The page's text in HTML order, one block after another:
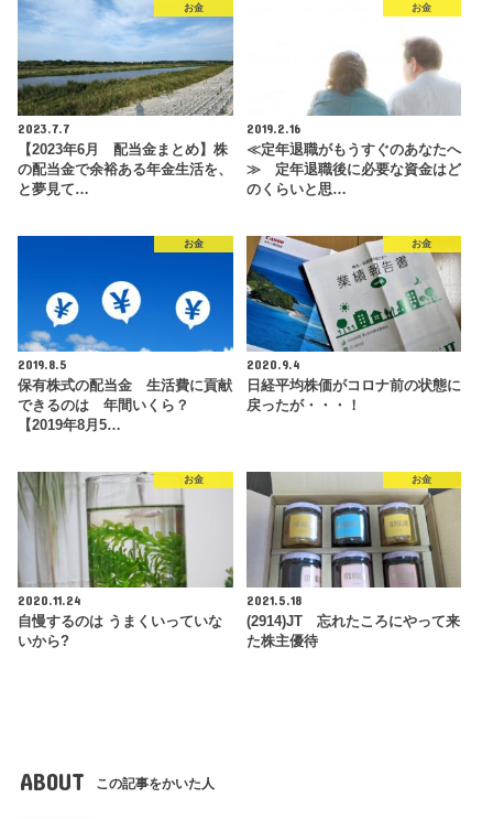
お金
2023.7.7
【2023年6月 配当金まとめ】株
の配当金で余裕ある年金生活を、
と夢見て…
お金
2019.2.16
≪定年退職がもうすぐのあなたへ
≫ 定年退職後に必要な資金はど
のくらいと思…
お金
2019.8.5
保有株式の配当金 生活費に貢献
できるのは 年間いくら？
【2019年8月5…
お金
2020.9.4
日経平均株価がコロナ前の状態に
戻ったが・・・！
お金
2020.11.24
自慢するのは うまくいっていな
いから?
お金
2021.5.18
(2914)JT 忘れたころにやって来
た株主優待
ABOUT この記事をかいた人